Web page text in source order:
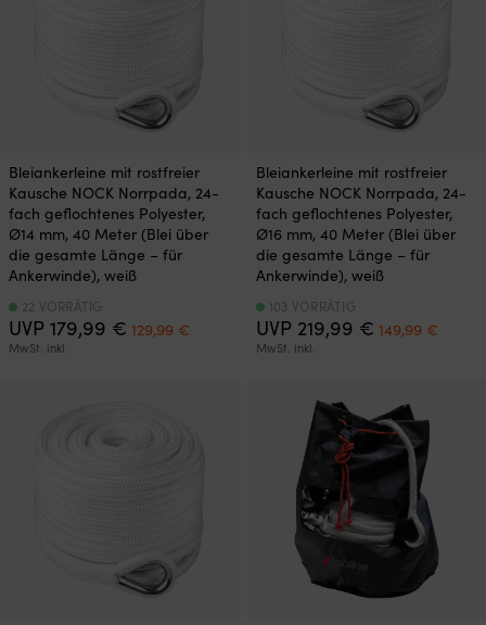
Bleiankerleine mit rostfreier
Kausche NOCK Norrpada, 24-
fach geflochtenes Polyester,
Ø14 mm, 40 Meter (Blei über
die gesamte Länge – für
Ankerwinde), weiß
UVP 179,99 € Ursprünglicher
Preis
129,99 € Aktueller
MwSt. inkl.
22 VORRÄTIG
Bleiankerleine mit rostfreier
Kausche NOCK Norrpada, 24-
fach geflochtenes Polyester,
Ø16 mm, 40 Meter (Blei über
die gesamte Länge – für
Ankerwinde), weiß
UVP 219,99 €
Preis
149,99 €
MwSt. inkl.
103 VORRÄTIG